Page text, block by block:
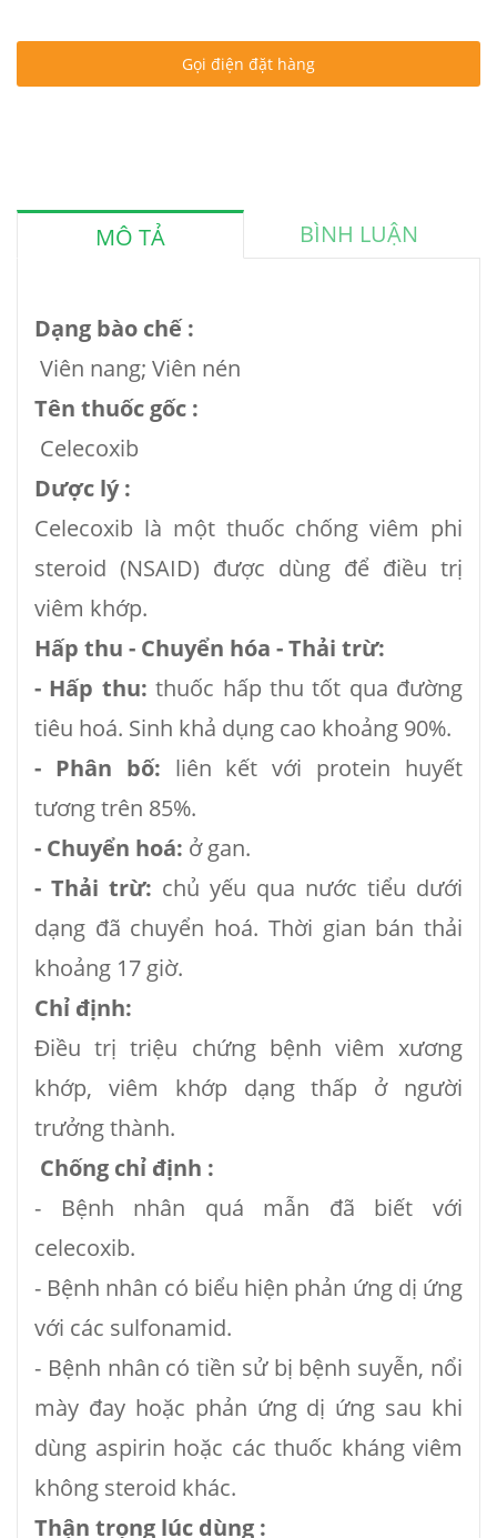
Gọi điện đặt hàng
MÔ TẢ BÌNH LUẬN
Dạng bào chế :
Viên nang; Viên nén
Tên thuốc gốc :
Celecoxib
Dược lý :
Celecoxib là một thuốc chống viêm phi
steroid (NSAID) được dùng để điều trị
viêm khớp.
Hấp thu - Chuyển hóa - Thải trừ:
- Hấp thu: thuốc hấp thu tốt qua đường
tiêu hoá. Sinh khả dụng cao khoảng 90%.
- Phân bố: liên kết với protein huyết
tương trên 85%.
- Chuyển hoá: ở gan.
- Thải trừ: chủ yếu qua nước tiểu dưới
dạng đã chuyển hoá. Thời gian bán thải
khoảng 17 giờ.
Chỉ định:
Ðiều trị triệu chứng bệnh viêm xương
khớp, viêm khớp dạng thấp ở người
trưởng thành.
Chống chỉ định :
- Bệnh nhân quá mẫn đã biết với
celecoxib.
- Bệnh nhân có biểu hiện phản ứng dị ứng
với các sulfonamid.
- Bệnh nhân có tiền sử bị bệnh suyễn, nổi
mày đay hoặc phản ứng dị ứng sau khi
dùng aspirin hoặc các thuốc kháng viêm
không steroid khác.
Thận trọng lúc dùng :